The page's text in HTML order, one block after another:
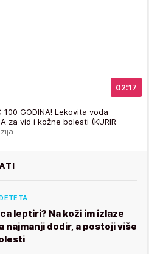
02:17
100 GODINA! Lekovita voda
za vid i kožne bolesti (KURIR
leptiri? Na koži im izlaze
najmanji dodir, a postoji više